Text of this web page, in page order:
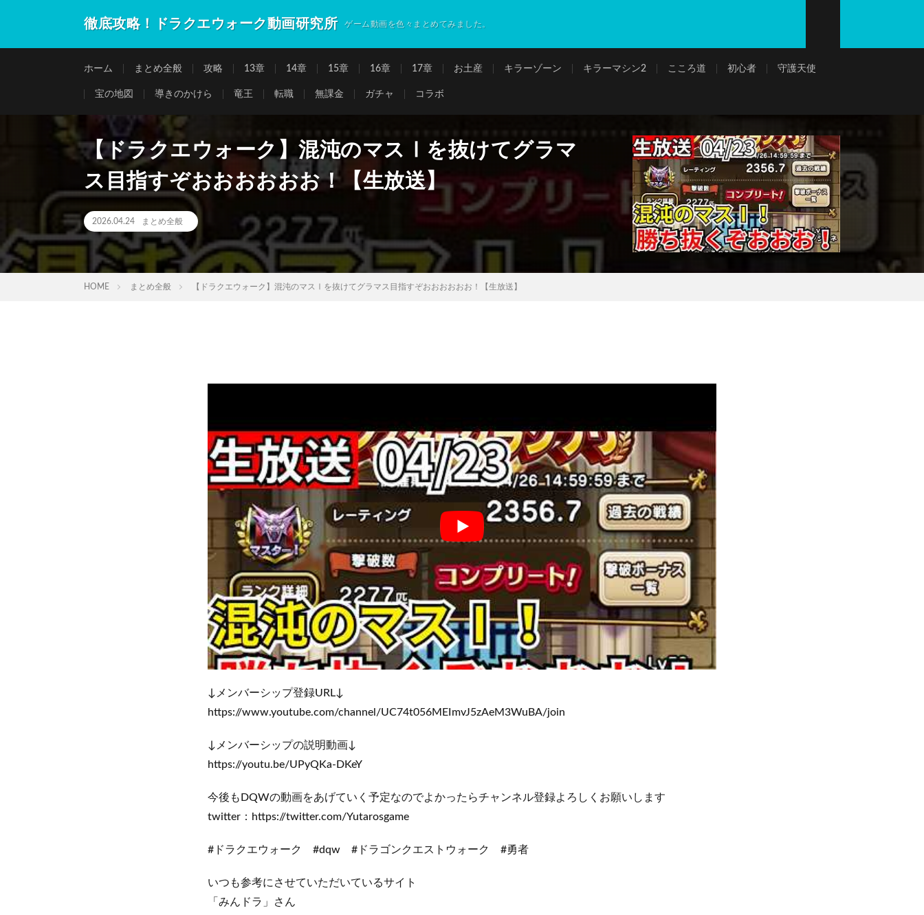
徹底攻略！ドラクエウォーク動画研究所 ゲーム動画を色々まとめてみました。
ホーム まとめ全般 攻略 13章 14章 15章 16章 17章 お土産 キラーゾーン キラーマシン2 こころ道 初心者 守護天使
宝の地図 導きのかけら 竜王 転職 無課金 ガチャ コラボ
【ドラクエウォーク】混沌のマスⅠを抜けてグラマ
ス目指すぞおおおおおお！【生放送】
2026.04.24 まとめ全般
HOME まとめ全般 【ドラクエウォーク】混沌のマスⅠを抜けてグラマス目指すぞおおおおおお！【生放送】
↓メンバーシップ登録URL↓
https://www.youtube.com/channel/UC74t056MEImvJ5zAeM3WuBA/join
↓メンバーシップの説明動画↓
https://youtu.be/UPyQKa-DKeY
今後もDQWの動画をあげていく予定なのでよかったらチャンネル登録よろしくお願いします
twitter：https://twitter.com/Yutarosgame
#ドラクエウォーク #dqw #ドラゴンクエストウォーク #勇者
いつも参考にさせていただいているサイト
「みんドラ」さん